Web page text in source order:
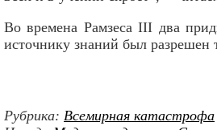
Во времена Рамзеса III два
источнику знаний был разрешен
Рубрика: Всемирная катастрофа